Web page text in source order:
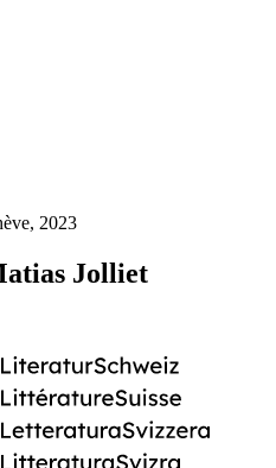
2023
Jolliet